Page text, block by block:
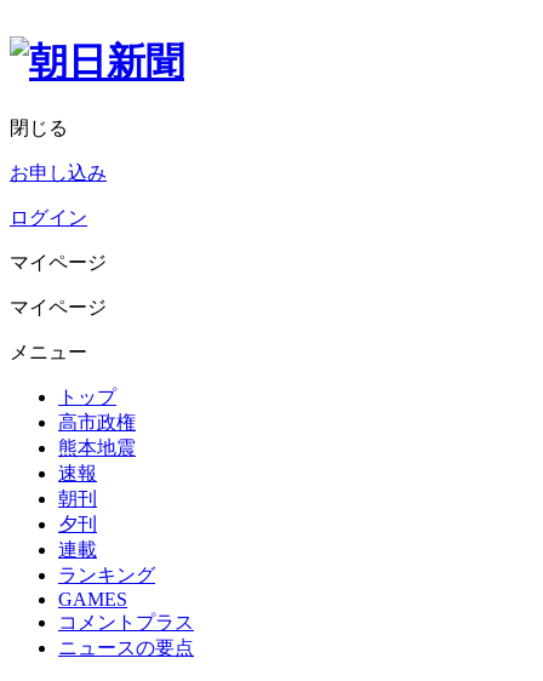
閉じる
お申し込み
ログイン
マイページ
マイページ
メニュー
トップ
高市政権
熊本地震
速報
朝刊
夕刊
連載
ランキング
GAMES
コメントプラス
ニュースの要点